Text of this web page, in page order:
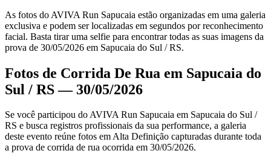
As fotos do AVIVA Run Sapucaia estão organizadas em uma galeria
exclusiva e podem ser localizadas em segundos por reconhecimento
facial. Basta tirar uma selfie para encontrar todas as suas imagens da
prova de 30/05/2026 em Sapucaia do Sul / RS.
Fotos de Corrida De Rua em Sapucaia do
Sul / RS — 30/05/2026
Se você participou do AVIVA Run Sapucaia em Sapucaia do Sul /
RS e busca registros profissionais da sua performance, a galeria
deste evento reúne fotos em Alta Definição capturadas durante toda
a prova de corrida de rua ocorrida em 30/05/2026.